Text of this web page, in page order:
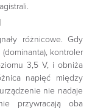
różnicowe. Gdy
kontroler
3,5 V, i obniża
napięć między
nie nadaje
przywracają oba